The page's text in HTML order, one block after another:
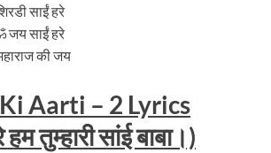
साईं हरे
जय साईं हरे
की जय
Aarti – 2 Lyrics
तुम्हारी सांई बाबा।)